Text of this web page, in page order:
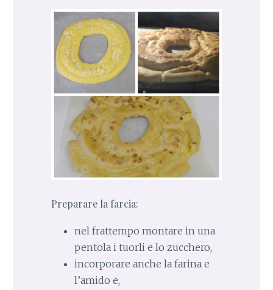
Preparare la farcia:
nel frattempo montare in una
pentola i tuorli e lo zucchero,
incorporare anche la farina e
l’amido e,